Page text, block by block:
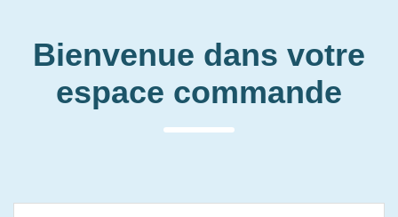
Bienvenue dans votre
espace commande